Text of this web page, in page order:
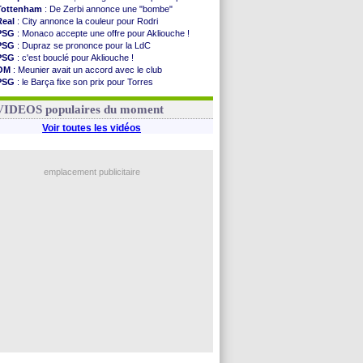
: De Zerbi annonce une "bombe"
: City annonce la couleur pour Rodri
: Monaco accepte une offre pour Akliouche !
: Dupraz se prononce pour la LdC
: c'est bouclé pour Akliouche !
: Meunier avait un accord avec le club
: le Barça fixe son prix pour Torres
: Infantino sollicite Trump
populaires du moment
Voir toutes les vidéos
emplacement publicitaire